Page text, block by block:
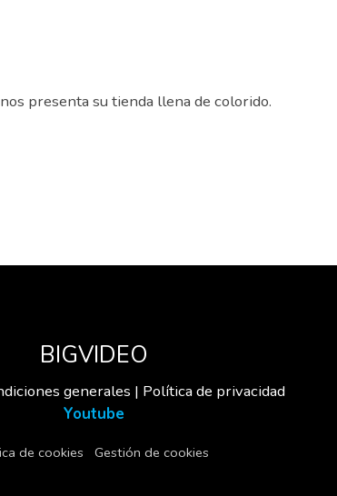
presenta su tienda llena de colorido.
BIGVIDEO
generales | Política de privacidad
Youtube
de cookies Gestión de cookies